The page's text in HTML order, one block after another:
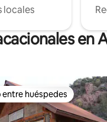
locales
en
entre huéspedes
entre huéspedes